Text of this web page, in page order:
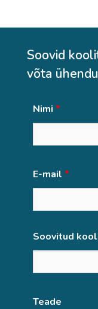
Soovid
võta
Nimi *
E-mail *
Soovitud
Teade